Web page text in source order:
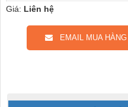
Giá: Liên hệ
EMAIL MUA HÀNG